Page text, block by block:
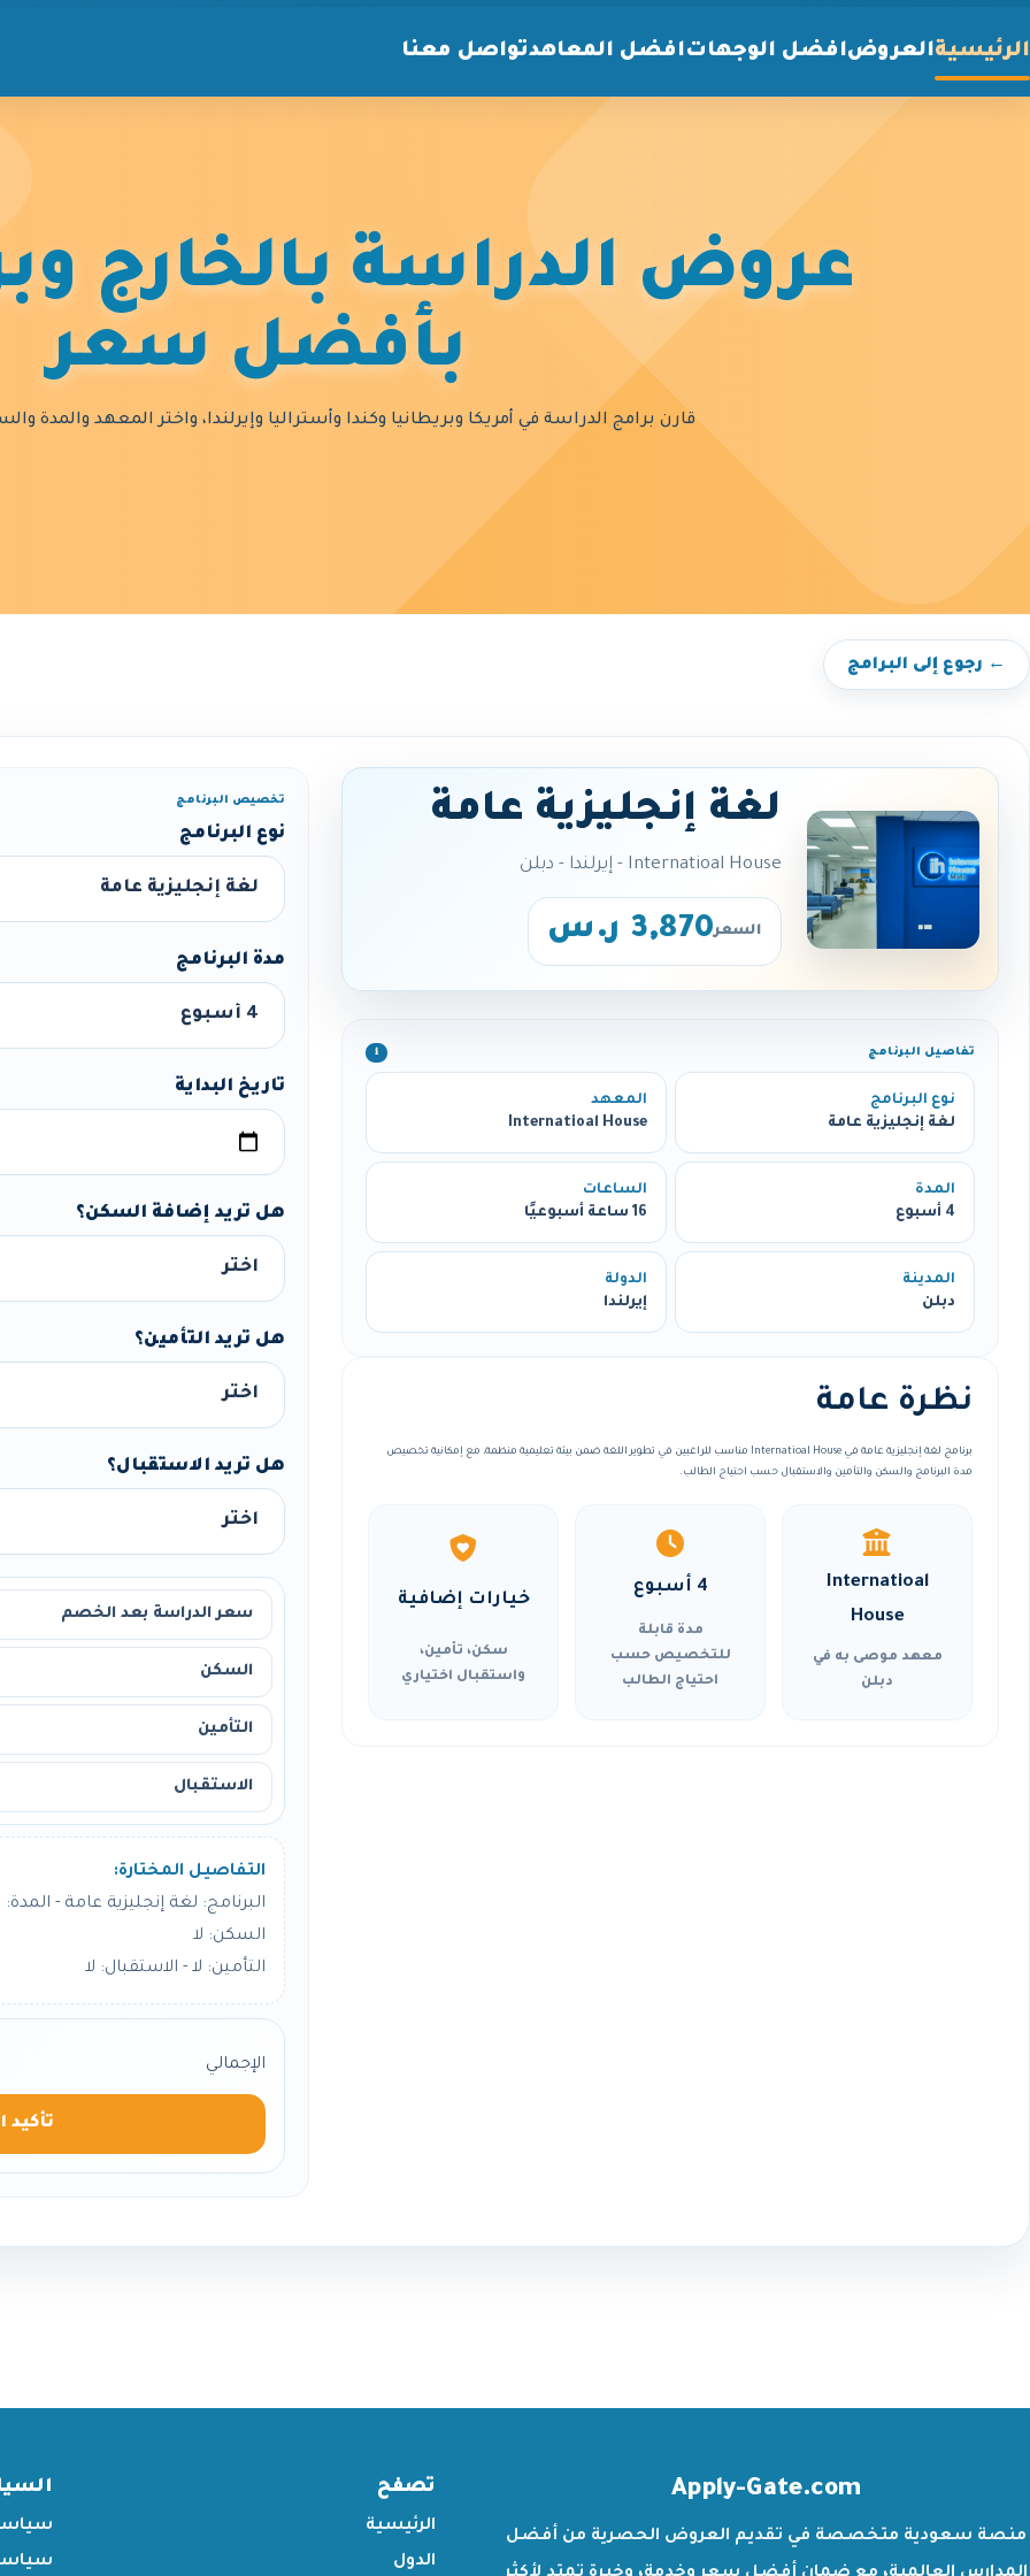
الرئيسيةالعروضافضل الوجهاتافضل المعاهدتواصل معنا
عروض الدراسة بالخارج
بأفضل سعر
قارن برامج الدراسة في أمريكا وبريطانيا وكندا وأستراليا وإيرلندا، واختر المعهد والمدة
← رجوع إلى البرامج
لغة إنجليزية عامة
Internatioal House - إيرلندا - دبلن
السعر3,870 ر.س
تفاصيل البرنامج ℹ️
نوع البرنامج
لغة إنجليزية عامة
المعهد
Internatioal House
المدة
4 أسبوع
الساعات
16 ساعة أسبوعيًا
المدينة
دبلن
الدولة
إيرلندا
نظرة عامة
برنامج لغة إنجليزية عامة في Internatioal House مناسب للراغبين في تطوير اللغة ضمن بيئة تعليمية منظمة، مع إمكانية تخصيص
مدة البرنامج والسكن والتأمين والاستقبال حسب احتياج الطالب.
Internatioal
House
معهد موصى به في
دبلن
4 أسبوع
مدة قابلة
للتخصيص حسب
احتياج الطالب
خيارات إضافية
سكن، تأمين،
واستقبال اختياري
تخصيص البرنامج
نوع البرنامج
مدة البرنامج
تاريخ البداية
هل تريد إضافة السكن؟
هل تريد التأمين؟
هل تريد الاستقبال؟
سعر الدراسة بعد الخصم
السكن
التأمين
الاستقبال
التفاصيل المختارة:
البرنامج: لغة إنجليزية عامة - المدة: 4 أسبوع
السكن: لا
التأمين: لا - الاستقبال: لا
الإجمالي
تأكيد
Apply-Gate.com
منصة سعودية متخصصة في تقديم العروض الحصرية من أفضل
تصفح
الرئيسية
الدول